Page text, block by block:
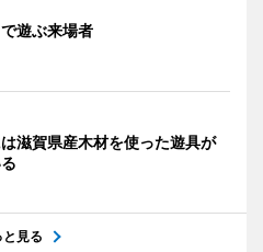
遊ぶ来場者
滋賀県産木材を使った遊具が
と見る